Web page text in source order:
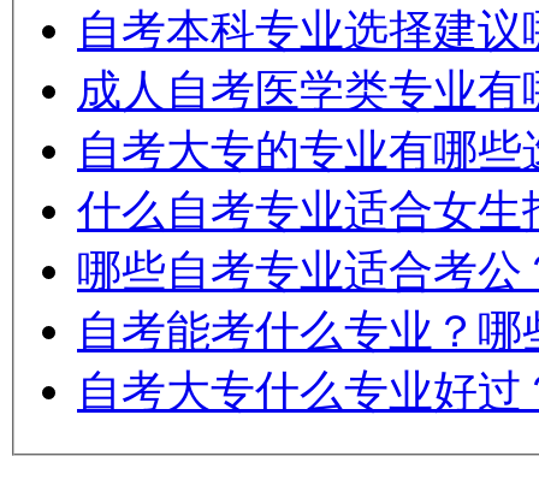
自考本科专业选择建议
成人自考医学类专业有
自考大专的专业有哪些
什么自考专业适合女生
哪些自考专业适合考公
自考能考什么专业？
自考大专什么专业好过